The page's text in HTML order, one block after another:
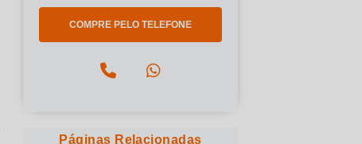
COMPRE PELO TELEFONE
Páginas Relacionadas